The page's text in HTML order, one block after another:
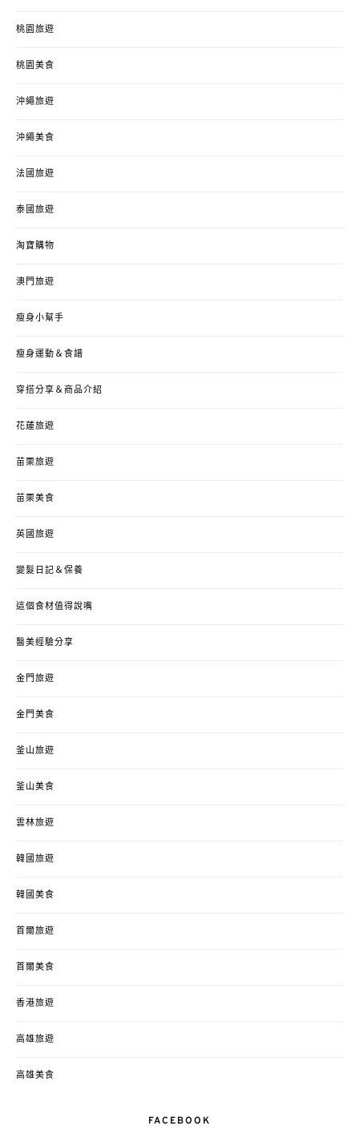
桃園旅遊
桃園美食
沖繩旅遊
沖繩美食
法國旅遊
泰國旅遊
淘寶購物
澳門旅遊
瘦身小幫手
瘦身運動＆食譜
穿搭分享＆商品介紹
花蓮旅遊
苗栗旅遊
苗栗美食
英國旅遊
變髮日記＆保養
這個食材值得說嘴
醫美經驗分享
金門旅遊
金門美食
釜山旅遊
釜山美食
雲林旅遊
韓國旅遊
韓國美食
首爾旅遊
首爾美食
香港旅遊
高雄旅遊
高雄美食
FACEBOOK